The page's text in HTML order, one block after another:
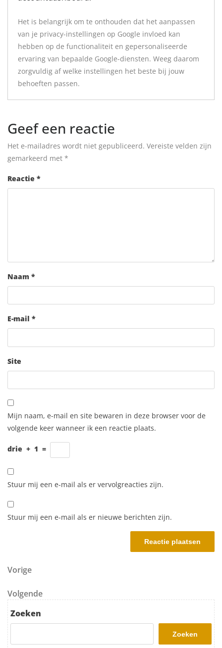
Het is belangrijk om te onthouden dat het aanpassen
van je privacy-instellingen op Google invloed kan
hebben op de functionaliteit en gepersonaliseerde
ervaring van bepaalde Google-diensten. Weeg daarom
zorgvuldig af welke instellingen het beste bij jouw
behoeften passen.
Geef een reactie
Het e-mailadres wordt niet gepubliceerd. Vereiste velden zijn
gemarkeerd met *
Reactie *
Naam *
E-mail *
Site
Mijn naam, e-mail en site bewaren in deze browser voor de
volgende keer wanneer ik een reactie plaats.
drie + 1 =
Stuur mij een e-mail als er vervolgreacties zijn.
Stuur mij een e-mail als er nieuwe berichten zijn.
Berichtnavigatie
Vorig bericht
Vorige
Volgend bericht
Volgende
Zoeken
Zoeken